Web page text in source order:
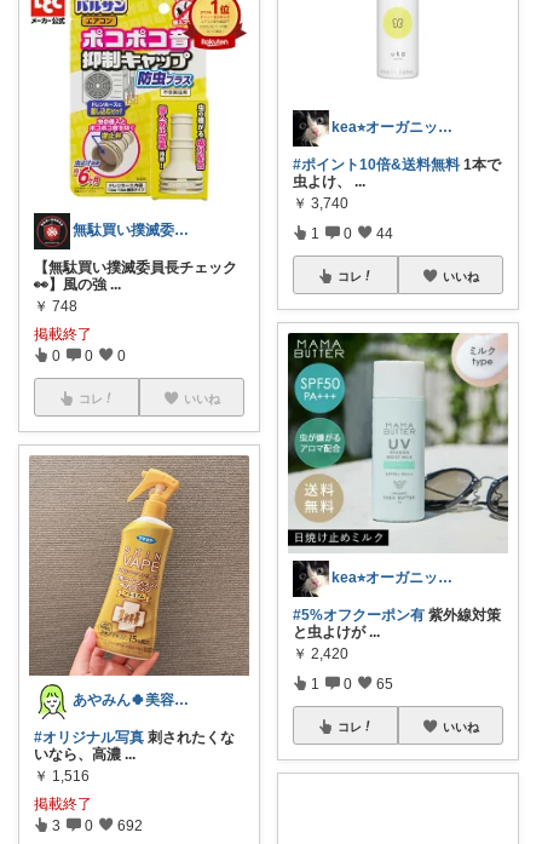
無駄買い撲滅委員長の50代＠楽天ガチ勢
【無駄買い撲滅委員長チェック
👀】 ​風の強 ...
￥ 748
掲載終了
0 0 0
コレ いいね
あやみん🍀美容×健康×子ども
#オリジナル写真 刺されたくな
いなら、高濃 ...
￥ 1,516
掲載終了
3 0 692
kea⭐︎オーガニックアイテム
#ポイント10倍&送料無料 1本で
虫よけ、
...
￥ 3,740
1 0 44
コレ いいね
kea⭐︎オーガニックアイテム
#5%オフクーポン有 紫外線対策
と虫よけが ...
￥ 2,420
1 0 65
コレ いいね